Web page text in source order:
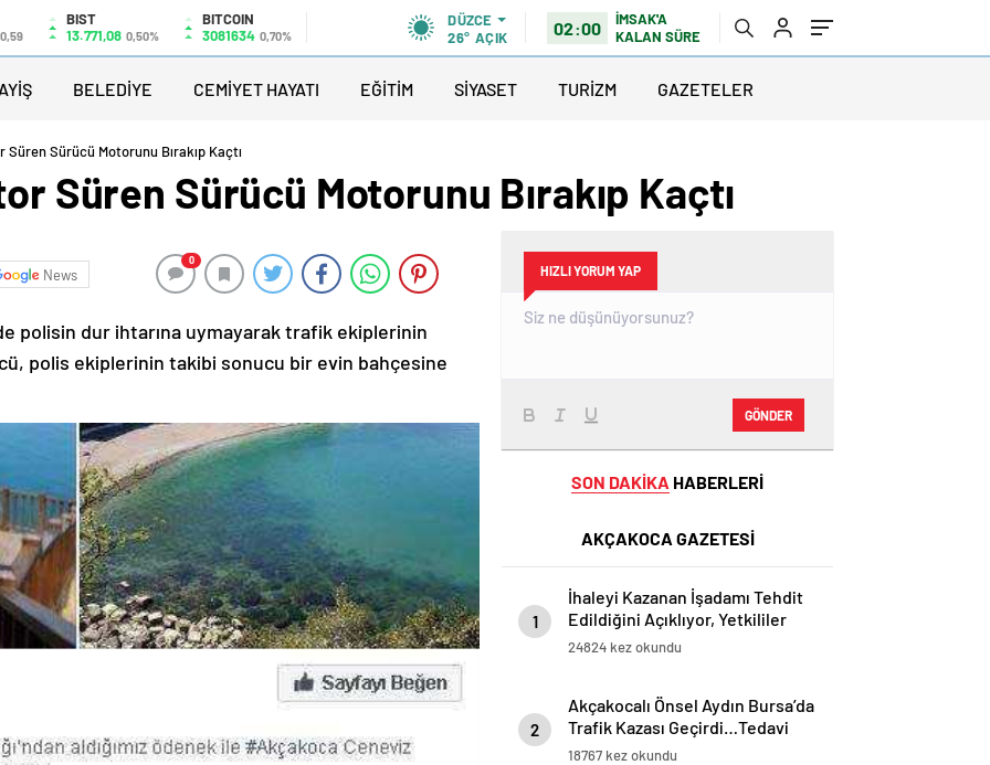
0,59
BIST
13.771,08 0,50%
BITCOIN
3081634 0,70%
DÜZCE
26° AÇIK 02:00
İMSAK'A
KALAN SÜRE
BELEDİYE CEMİYET HAYATI EĞİTİM SİYASET TURİZM GAZETELER
Süren Sürücü Motorunu Bırakıp Kaçtı
Süren Sürücü Motorunu Bırakıp Kaçtı
News
0
polisin dur ihtarına uymayarak trafik ekiplerinin
polis ekiplerinin takibi sonucu bir evin bahçesine
HIZLI YORUM YAP
GÖNDER
SON DAKİKA HABERLERİ
AKÇAKOCA GAZETESİ
1
İhaleyi Kazanan İşadamı Tehdit
Edildiğini Açıklıyor, Yetkililer
Suskun!
24824 kez okundu
2
Akçakocalı Önsel Aydın Bursa’da
Trafik Kazası Geçirdi…Tedavi
Altına Alınan Gencin Hayati
18767 kez okundu